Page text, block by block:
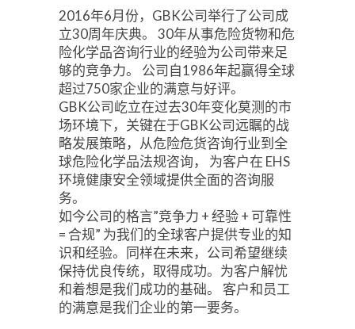
2016年6月份，GBK公司举行了公司成
立30周年庆典。 30年从事危险货物和危
险化学品咨询行业的经验为公司带来足
够的竞争力。 公司自1986年起赢得全球
超过750家企业的满意与好评。
GBK公司屹立在过去30年变化莫测的市
场环境下，关键在于GBK公司远瞩的战
略发展策略，从危险危货咨询行业到全
球危险化学品法规咨询， 为客户在 EHS
环境健康安全领域提供全面的咨询服
务。
如今公司的格言”竞争力 + 经验 + 可靠性
= 合规” 为我们的全球客户提供专业的知
识和经验。同样在未来，公司希望继续
保持优良传统，取得成功。为客户解忧
和着想是我们成功的基础。 客户和员工
的满意是我们企业的第一要务。